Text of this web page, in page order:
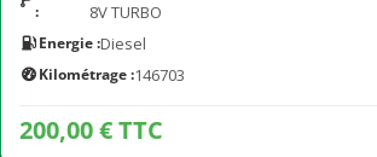
:
8V TURBO
Energie :Diesel
Kilométrage :146703
200,00 € TTC